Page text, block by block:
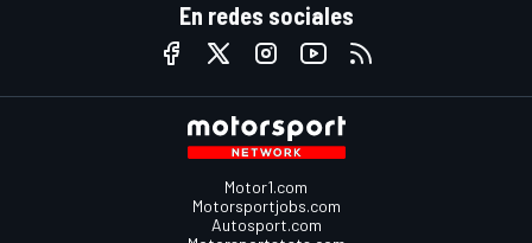
En redes sociales
Motor1.com
Motorsportjobs.com
Autosport.com